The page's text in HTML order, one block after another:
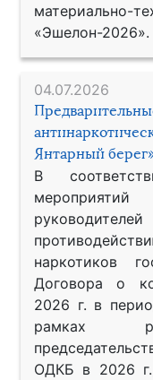
«Эшелон-2026».
04.07.2026
Янтарный
В
мероприятий
наркотиков
Договора о
2026 г. в
рамках
ОДКБ в 2026